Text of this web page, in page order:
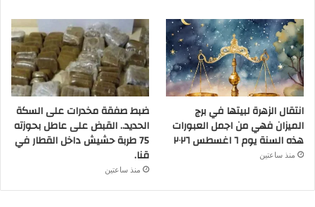
انتقال الزهرة لبيتها في برج
الميزان فهي من اجمل العبورات
هذه السنة يوم ٦ اغسطس ٢٠٢٦
منذ ساعتين
ضبط صفقة مخدرات على السكة
الحديد.. القبض على عاطل بحوزته
75 طربة حشيش داخل القطار في
قنا.
منذ ساعتين